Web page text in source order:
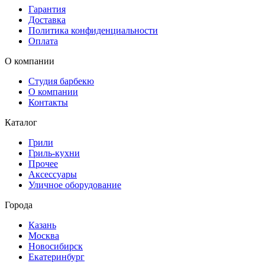
Гарантия
Доставка
Политика конфиденциальности
Оплата
О компании
Студия барбекю
О компании
Контакты
Каталог
Грили
Гриль-кухни
Прочее
Аксессуары
Уличное оборудование
Города
Казань
Москва
Новосибирск
Екатеринбург